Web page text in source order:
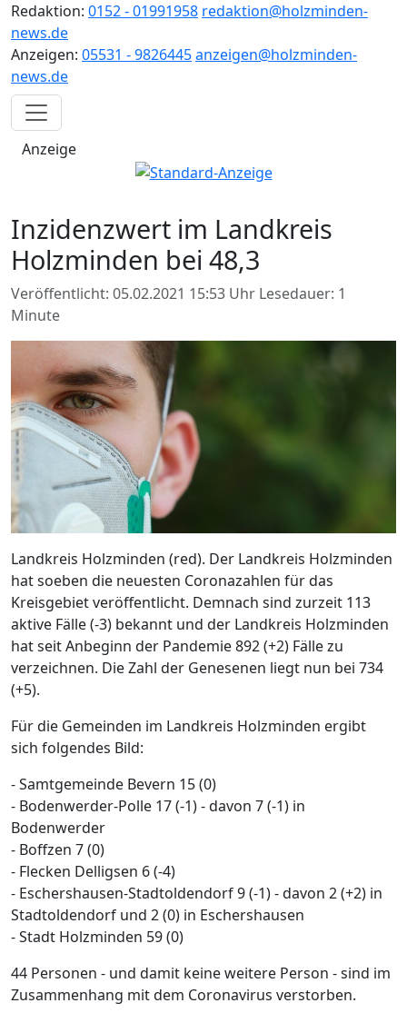
Redaktion: 0152 - 01991958 redaktion@holzminden-
news.de
Anzeigen: 05531 - 9826445anzeigen@holzminden-
news.de
Anzeige
Inzidenzwert im Landkreis
Holzminden bei 48,3
Veröffentlicht: 05.02.2021 15:53 Uhr Lesedauer: 1
Minute
Landkreis Holzminden (red). Der Landkreis Holzminden
hat soeben die neuesten Coronazahlen für das
Kreisgebiet veröffentlicht. Demnach sind zurzeit 113
aktive Fälle (-3) bekannt und der Landkreis Holzminden
hat seit Anbeginn der Pandemie 892 (+2) Fälle zu
verzeichnen. Die Zahl der Genesenen liegt nun bei 734
(+5).
Für die Gemeinden im Landkreis Holzminden ergibt
sich folgendes Bild:
- Samtgemeinde Bevern 15 (0)
- Bodenwerder-Polle 17 (-1) - davon 7 (-1) in
Bodenwerder
- Boffzen 7 (0)
- Flecken Delligsen 6 (-4)
- Eschershausen-Stadtoldendorf 9 (-1) - davon 2 (+2) in
Stadtoldendorf und 2 (0) in Eschershausen
- Stadt Holzminden 59 (0)
44 Personen - und damit keine weitere Person - sind im
Zusammenhang mit dem Coronavirus verstorben.